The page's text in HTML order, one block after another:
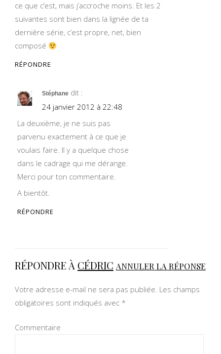
ce que c’est, mais j’accroche moins. Et les 2
suivantes sont bien dans la lignée de ta
dernière série, c’est propre, net, bien
composé
RÉPONDRE
Stéphane dit :
24 janvier 2012 à 22:48
La deuxième, je ne suis pas
parvenu exactement à ce que je
voulais faire. Il y a quelque chose
dans le cadrage qui me dérange.
Merci pour ton commentaire.
A bientôt.
RÉPONDRE
RÉPONDRE À CÉDRIC ANNULER LA RÉPONSE
Votre adresse e-mail ne sera pas publiée. Les champs
obligatoires sont indiqués avec *
Commentaire